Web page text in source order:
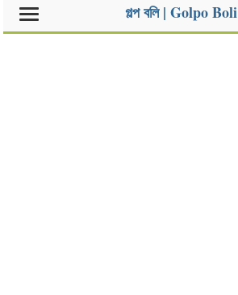
গল্প বলি | Golpo Boli